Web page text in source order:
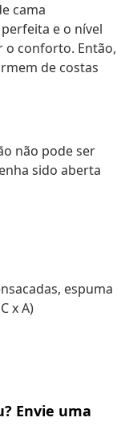
cama
e o nível
o conforto. Então,
de costas
não pode ser
sido aberta
espuma
x A)
Envie uma